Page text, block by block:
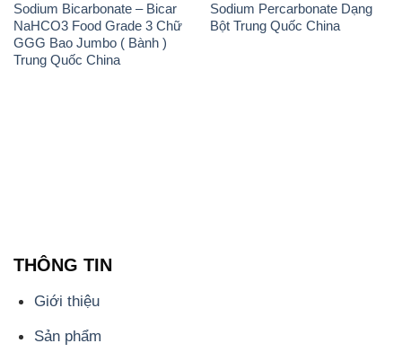
Sodium Bicarbonate – Bicar
NaHCO3 Food Grade 3 Chữ
GGG Bao Jumbo ( Bành )
Trung Quốc China
Sodium Percarbonate Dạng
Bột Trung Quốc China
THÔNG TIN
Giới thiệu
Sản phẩm